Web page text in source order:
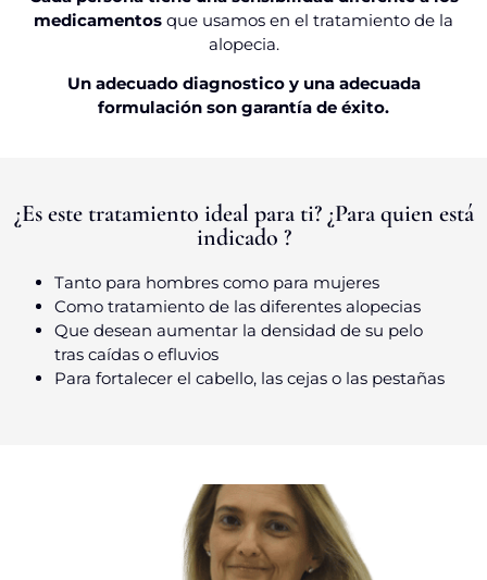
medicamentos que usamos en el tratamiento de la
alopecia.
Un adecuado diagnostico y una adecuada
formulación son garantía de éxito.
¿Es este tratamiento ideal para ti? ¿Para quien está
indicado ?
Tanto para hombres como para mujeres
Como tratamiento de las diferentes alopecias
Que desean aumentar la densidad de su pelo
tras caídas o efluvios
Para fortalecer el cabello, las cejas o las pestañas